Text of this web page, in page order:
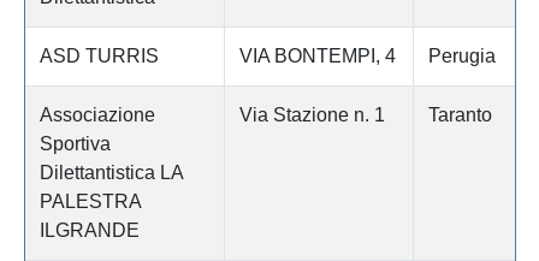
ASD TURRIS VIA BONTEMPI, 4 Perugia
Associazione
Sportiva
Dilettantistica LA
PALESTRA
ILGRANDE
Via Stazione n. 1 Taranto